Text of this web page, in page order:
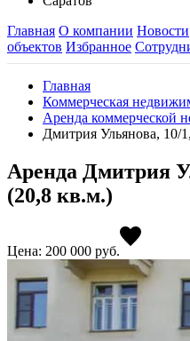
Главная О компании Новости
объектов Избранное
Главная
Коммерческая
Аренда коммерческой
Дмитрия Ульянова, 10/
Аренда Дмитрия
(20,8 кв.м.)
Цена: 200 000 руб.